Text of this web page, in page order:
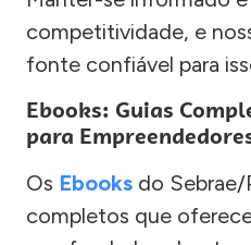
competitividade, e
fonte confiável para
Ebooks: Guias
para
Os Ebooks do Sebrae/
completos que